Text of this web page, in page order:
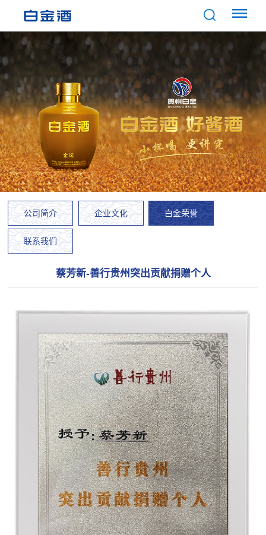
公司简介 企业文化 白金荣誉
联系我们
蔡芳新-善行贵州突出贡献捐赠个人